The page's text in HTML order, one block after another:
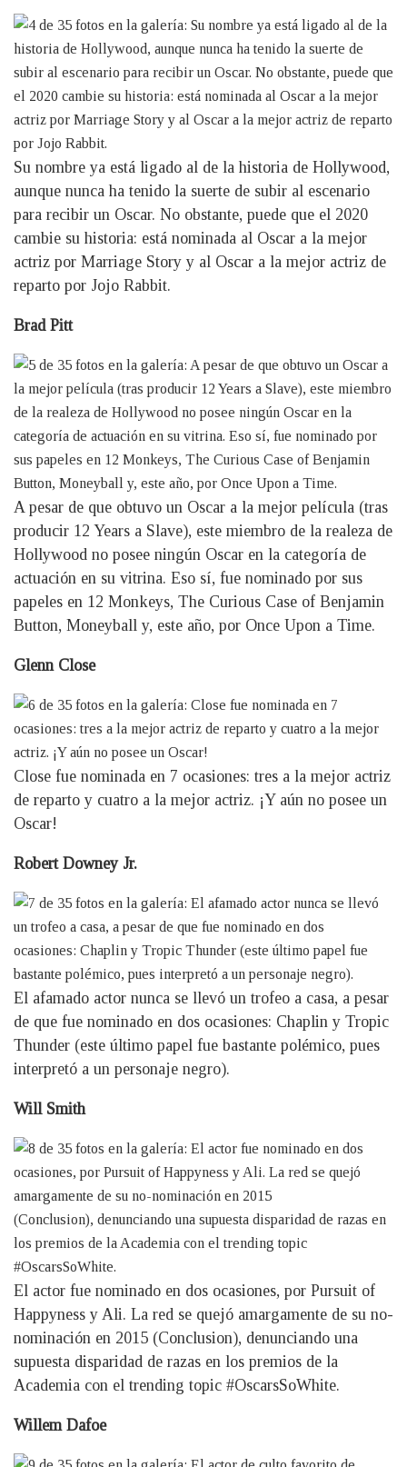
Su nombre ya está ligado al de la historia de Hollywood,
aunque nunca ha tenido la suerte de subir al escenario
para recibir un Oscar. No obstante, puede que el 2020
cambie su historia: está nominada al Oscar a la mejor
actriz por Marriage Story y al Oscar a la mejor actriz de
reparto por Jojo Rabbit.
Brad Pitt
A pesar de que obtuvo un Oscar a la mejor película (tras
producir 12 Years a Slave), este miembro de la realeza de
Hollywood no posee ningún Oscar en la categoría de
actuación en su vitrina. Eso sí, fue nominado por sus
papeles en 12 Monkeys, The Curious Case of Benjamin
Button, Moneyball y, este año, por Once Upon a Time.
Glenn Close
Close fue nominada en 7 ocasiones: tres a la mejor actriz
de reparto y cuatro a la mejor actriz. ¡Y aún no posee un
Oscar!
Robert Downey Jr.
El afamado actor nunca se llevó un trofeo a casa, a pesar
de que fue nominado en dos ocasiones: Chaplin y Tropic
Thunder (este último papel fue bastante polémico, pues
interpretó a un personaje negro).
Will Smith
El actor fue nominado en dos ocasiones, por Pursuit of
Happyness y Ali. La red se quejó amargamente de su no-
nominación en 2015 (Conclusion), denunciando una
supuesta disparidad de razas en los premios de la
Academia con el trending topic #OscarsSoWhite.
Willem Dafoe